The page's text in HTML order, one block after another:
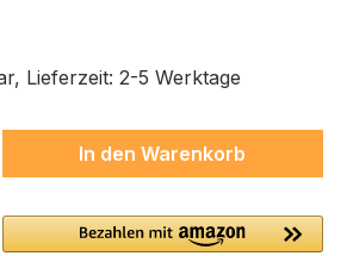
von 5 von 5 Sternen
Lieferzeit: 2-5 Werktage
Gib den
In den Warenkorb